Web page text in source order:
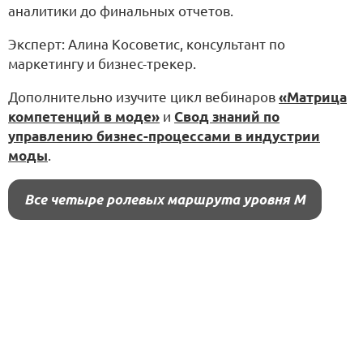
аналитики до финальных отчетов.
Эксперт: Алина Косоветис, консультант по
маркетингу и бизнес-трекер.
Дополнительно изучите цикл вебинаров «Матрица
компетенций в моде» и Свод знаний по
управлению бизнес-процессами в индустрии
моды
Все четыре ролевых маршрута уровня M